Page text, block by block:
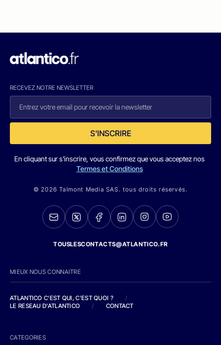
RECEVEZ NOTRE NEWSLETTER
S'INSCRIRE
En cliquant sur s'inscrire, vous confirmez que vous acceptez nos
Termes et Conditions
© 2026 Talmont Media SAS. tous droits réservés.
TOUSLESCONTACTS@ATLANTICO.FR
MIEUX NOUS CONNAITRE
ATLANTICO C'EST QUI, C'EST QUOI ?
/
LE RESEAU D'ATLANTICO
/ CONTACT
CATEGORIES